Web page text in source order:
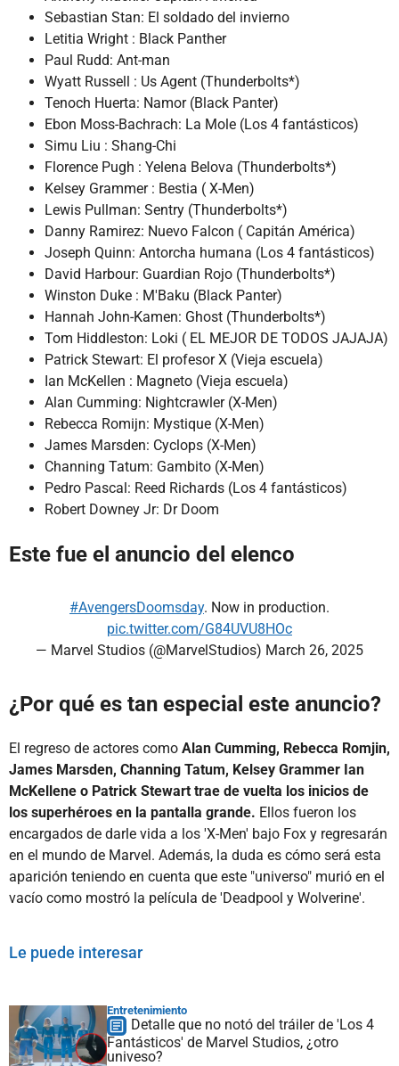
Sebastian Stan: El soldado del invierno
Letitia Wright : Black Panther
Paul Rudd: Ant-man
Wyatt Russell : Us Agent (Thunderbolts*)
Tenoch Huerta: Namor (Black Panter)
Ebon Moss-Bachrach: La Mole (Los 4 fantásticos)
Simu Liu : Shang-Chi
Florence Pugh : Yelena Belova (Thunderbolts*)
Kelsey Grammer : Bestia ( X-Men)
Lewis Pullman: Sentry (Thunderbolts*)
Danny Ramirez: Nuevo Falcon ( Capitán América)
Joseph Quinn: Antorcha humana (Los 4 fantásticos)
David Harbour: Guardian Rojo (Thunderbolts*)
Winston Duke : M'Baku (Black Panter)
Hannah John-Kamen: Ghost (Thunderbolts*)
Tom Hiddleston: Loki ( EL MEJOR DE TODOS JAJAJA)
Patrick Stewart: El profesor X (Vieja escuela)
Ian McKellen : Magneto (Vieja escuela)
Alan Cumming: Nightcrawler (X-Men)
Rebecca Romijn: Mystique (X-Men)
James Marsden: Cyclops (X-Men)
Channing Tatum: Gambito (X-Men)
Pedro Pascal: Reed Richards (Los 4 fantásticos)
Robert Downey Jr: Dr Doom
Este fue el anuncio del elenco
#AvengersDoomsday. Now in production.
pic.twitter.com/G84UVU8HOc
— Marvel Studios (@MarvelStudios) March 26, 2025
¿Por qué es tan especial este anuncio?
El regreso de actores como Alan Cumming, Rebecca Romjin,
James Marsden, Channing Tatum, Kelsey Grammer Ian
McKellene o Patrick Stewart trae de vuelta los inicios de
los superhéroes en la pantalla grande. Ellos fueron los
encargados de darle vida a los 'X-Men' bajo Fox y regresarán
en el mundo de Marvel. Además, la duda es cómo será esta
aparición teniendo en cuenta que este "universo" murió en el
vacío como mostró la película de 'Deadpool y Wolverine'.
Le puede interesar
Entretenimiento
Detalle que no notó del tráiler de 'Los 4
Fantásticos' de Marvel Studios, ¿otro
univeso?